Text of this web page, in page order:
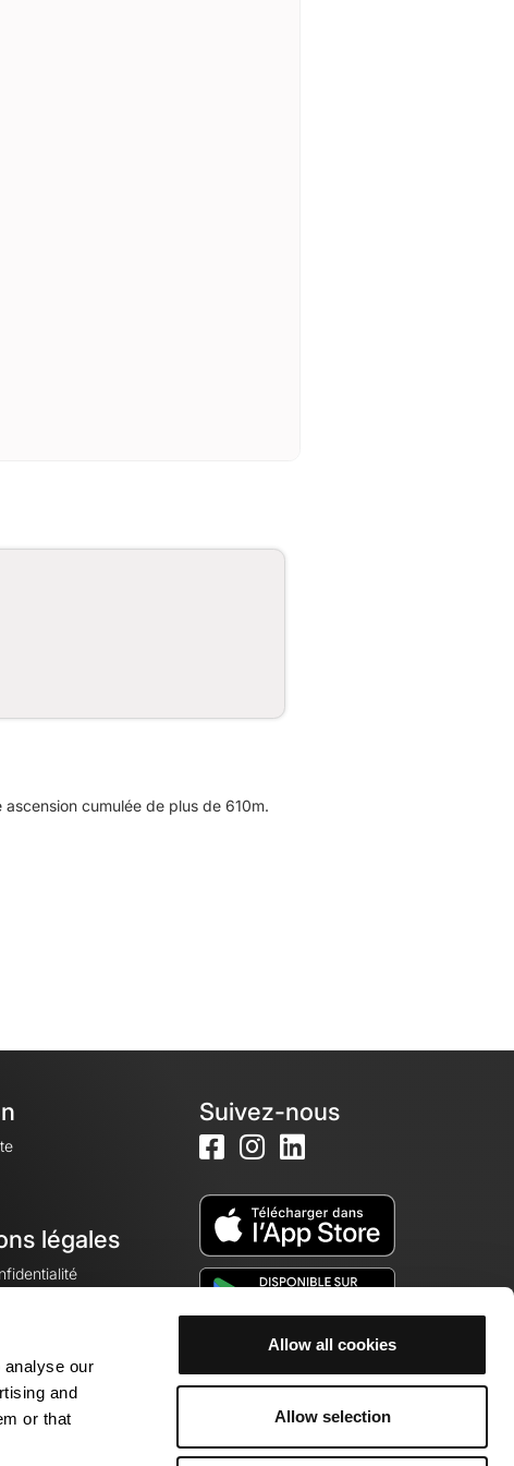
analyse our
and
or that
Allow all cookies
Allow selection
cumulée de plus de 610m.
légales
cookies
Suivez-nous